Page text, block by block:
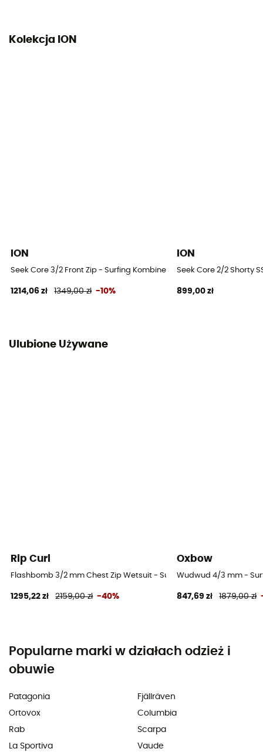
Kieszeń na klucze
Kolekcja ION
ION
Seek Core 3/2 Front Zip - Surfing Kombinezony męskie
1214,06 zł 1349,00 zł -10%
ION
Seek Core 2/2 Shorty
899,00 zł
Ulubione Używane
Rip Curl
Flashbomb 3/2 mm Chest Zip Wetsuit - Surfing Kombinezony
1295,22 zł 2159,00 zł -40%
Oxbow
Wudwud 4/3 mm -
847,69 zł 1879,00 zł
Popularne marki w działach odzież i
obuwie
Patagonia
Ortovox
Rab
La Sportiva
Fjällräven
Columbia
Scarpa
Vaude